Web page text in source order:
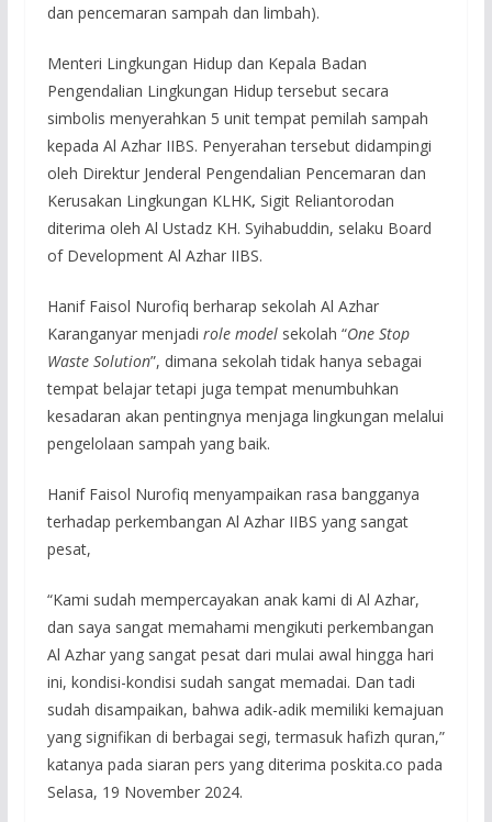
dan pencemaran sampah dan limbah).
Menteri Lingkungan Hidup dan Kepala Badan
Pengendalian Lingkungan Hidup tersebut secara
simbolis menyerahkan 5 unit tempat pemilah sampah
kepada Al Azhar IIBS. Penyerahan tersebut didampingi
oleh Direktur Jenderal Pengendalian Pencemaran dan
Kerusakan Lingkungan KLHK, Sigit Reliantorodan
diterima oleh Al Ustadz KH. Syihabuddin, selaku Board
of Development Al Azhar IIBS.
Hanif Faisol Nurofiq berharap sekolah Al Azhar
Karanganyar menjadi role modelsekolah “One Stop
Waste Solution”, dimana sekolah tidak hanya sebagai
tempat belajar tetapi juga tempat menumbuhkan
kesadaran akan pentingnya menjaga lingkungan melalui
pengelolaan sampah yang baik.
Hanif Faisol Nurofiq menyampaikan rasa bangganya
terhadap perkembangan Al Azhar IIBS yang sangat
pesat,
“Kami sudah mempercayakan anak kami di Al Azhar,
dan saya sangat memahami mengikuti perkembangan
Al Azhar yang sangat pesat dari mulai awal hingga hari
ini, kondisi-kondisi sudah sangat memadai. Dan tadi
sudah disampaikan, bahwa adik-adik memiliki kemajuan
yang signifikan di berbagai segi, termasuk hafizh quran,”
katanya pada siaran pers yang diterima poskita.co pada
Selasa, 19 November 2024.